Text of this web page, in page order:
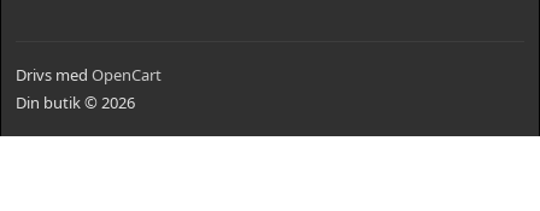
Drivs med OpenCart
Din butik © 2026